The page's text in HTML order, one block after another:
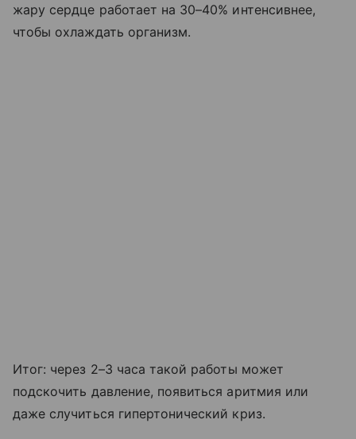
жару сердце работает на 30–40% интенсивнее,
чтобы охлаждать организм.
Итог: через 2–3 часа такой работы может
подскочить давление, появиться аритмия или
даже случиться гипертонический криз.